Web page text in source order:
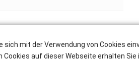
m
sich mit der Verwendung von Cookies
auf dieser Webseite erhalten Sie